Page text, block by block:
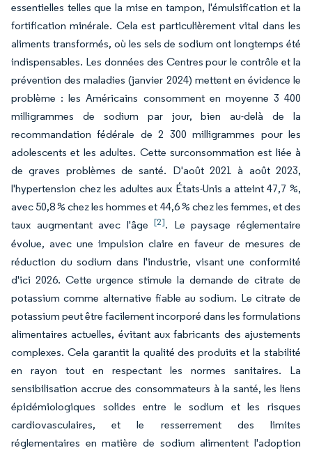
essentielles telles que la mise en tampon, l'émulsification et la
fortification minérale. Cela est particulièrement vital dans les
aliments transformés, où les sels de sodium ont longtemps été
indispensables. Les données des Centres pour le contrôle et la
prévention des maladies (janvier 2024) mettent en évidence le
problème : les Américains consomment en moyenne 3 400
milligrammes de sodium par jour, bien au-delà de la
recommandation fédérale de 2 300 milligrammes pour les
adolescents et les adultes. Cette surconsommation est liée à
de graves problèmes de santé. D'août 2021 à août 2023,
l'hypertension chez les adultes aux États-Unis a atteint 47,7 %,
avec 50,8 % chez les hommes et 44,6 % chez les femmes, et des
taux augmentant avec l'âge[2]. Le paysage réglementaire
évolue, avec une impulsion claire en faveur de mesures de
réduction du sodium dans l'industrie, visant une conformité
d'ici 2026. Cette urgence stimule la demande de citrate de
potassium comme alternative fiable au sodium. Le citrate de
potassium peut être facilement incorporé dans les formulations
alimentaires actuelles, évitant aux fabricants des ajustements
complexes. Cela garantit la qualité des produits et la stabilité
en rayon tout en respectant les normes sanitaires. La
sensibilisation accrue des consommateurs à la santé, les liens
épidémiologiques solides entre le sodium et les risques
cardiovasculaires, et le resserrement des limites
réglementaires en matière de sodium alimentent l'adoption